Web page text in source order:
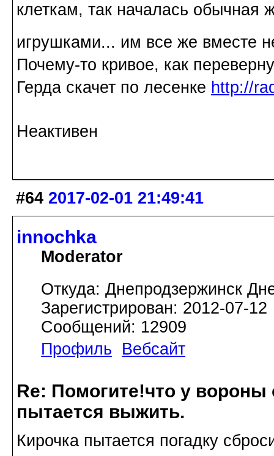
клеткам, так началась обычная
игрушками... им все же вместе
Почему-то кривое, как
Герда скачет по лесенке http://
Неактивен
#64 2017-02-01 21:49:41
innochka
Moderator
Откуда: Днепродзержинск
Зарегистрирован: 2012-07-12
Сообщений: 12909
Профиль
Вебсайт
Re: Помогите!что у
пытается выжить.
Кирочка пытается погадку